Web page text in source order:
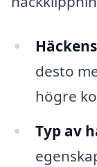
desto
högre
Typ av